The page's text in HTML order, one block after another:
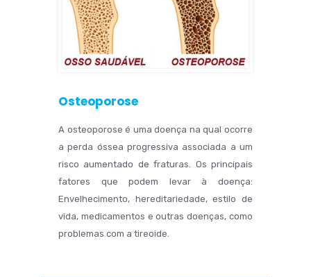
Osteoporose
A osteoporose é uma doença na qual ocorre
a perda óssea progressiva associada a um
risco aumentado de fraturas. Os principais
fatores que podem levar à doença:
Envelhecimento, hereditariedade, estilo de
vida, medicamentos e outras doenças, como
problemas com a tireoide.